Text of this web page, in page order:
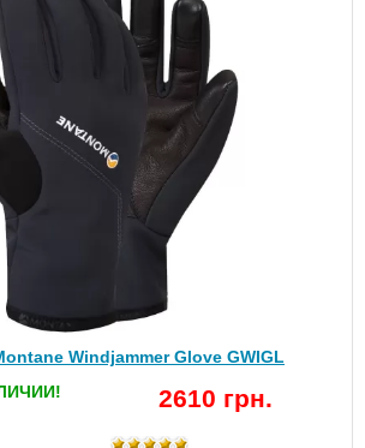
Windjammer Glove GWIGL
2610 грн.